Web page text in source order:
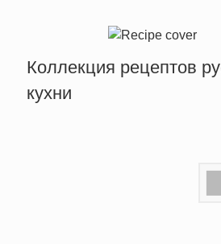
Коллекция рецептов
кухни